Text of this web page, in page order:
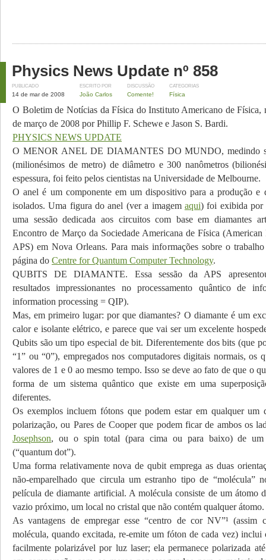
Physics News Update nº 858
PUBLICADO
14 de mar de 2008
ESCRITO POR
João Carlos
DISCUSSÃO
Comente!
CATEGORIAS
Física
O Boletim de Notícias da Física do Instituto Americano de Física,
de março de 2008 por Phillip F. Schewe e Jason S. Bardi.
PHYSICS NEWS UPDATE
O MENOR ANEL DE DIAMANTES DO MUNDO, medindo
(milionésimos de metro) de diâmetro e 300 nanômetros
espessura, foi feito pelos cientistas na Universidade de Melbourne.
O anel é um componente em um dispositivo para a produção e
isolados. Uma figura do anel (ver a imagem aqui) foi exibida por
uma sessão dedicada aos circuitos com base em diamantes
Encontro de Março da Sociedade Americana de Física
APS) em Nova Orleans. Para mais informações sobre o
página do Centre for Quantum Computer Technology.
QUBITS DE DIAMANTE. Essa sessão da APS
resultados impressionantes no processamento quântico de
information processing = QIP).
Mas, em primeiro lugar: por que diamantes? O diamante é um
calor e isolante elétrico, e parece que vai ser um excelente
Qubits são um tipo especial de bit. Diferentemente dos bits (que
“1” ou “0”), empregados nos computadores digitais normais, os
valores de 1 e 0 ao mesmo tempo. Isso se deve ao fato de que o
forma de um sistema quântico que existe em uma
diferentes.
Os exemplos incluem fótons que podem estar em qualquer um
polarização, ou Pares de Cooper que podem ficar de ambos os
Josephson, ou o spin total (para cima ou para baixo) de um
(“quantum dot”).
Uma forma relativamente nova de qubit emprega as duas
não-emparelhado que circula um estranho tipo de “molécula”
película de diamante artificial. A molécula consiste de um átomo
vazio próximo, um local no cristal que não contém qualquer átomo.
As vantagens de empregar esse “centro de cor NV”¹ (assim
molécula, quando excitada, re-emite um fóton de cada vez) inclui
facilmente polarizável por luz laser; ela permanece polarizada